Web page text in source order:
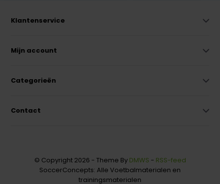
Klantenservice
Mijn account
Categorieën
Contact
© Copyright 2026 - Theme By DMWS - RSS-feed
SoccerConcepts: Alle Voetbalmaterialen en
trainingsmaterialen